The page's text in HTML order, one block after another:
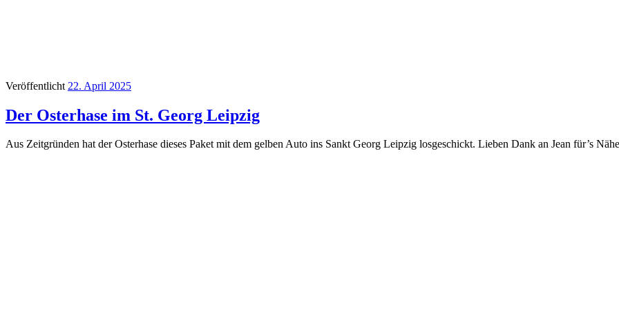
Veröffentlicht 22. April 2025
Der Osterhase im St. Georg Leipzig
Aus Zeitgründen hat der Osterhase dieses Paket mit dem gelben Auto ins Sankt Georg Leipzig losgeschickt. Lieben Dank an Jean für’s